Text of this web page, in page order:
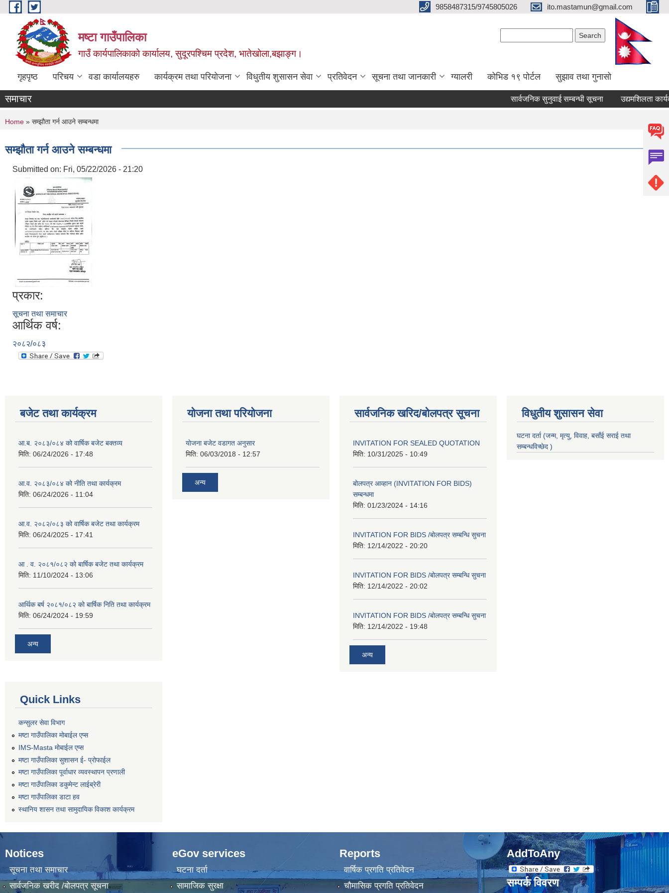
Skip to main content 9858487315/9745805026 ito.mastamun@gmail.com
मष्टा गाउँपालिका
गाउँ कार्यपालिकाको कार्यालय, सुदूरपश्चिम प्रदेश, भातेखोला,बझाङ्ग।
गृहपृष्ठ परिचय वडा कार्यालयहरु कार्यक्रम तथा परियोजना विधुतीय शुसासन सेवा प्रतिवेदन सूचना तथा जानकारी ग्यालरी कोभिड १९ पोर्टल सुझाव तथा गुनासो
समाचार सार्वजनिक सुनुवाई सम्बन्धी सूचना उद्यमशिलता
You are here
Home » सम्झौता गर्न आउने सम्बन्धमा
सम्झौता गर्न आउने सम्बन्धमा
Submitted on: Fri, 05/22/2026 - 21:20
प्रकार:
सूचना तथा समाचार
आर्थिक वर्ष:
२०८२/०८३
बजेट तथा कार्यक्रम
आ.ब. २०८३/०८४ को वार्षिक बजेट बक्तव्य
मिति: 06/24/2026 - 17:48
आ.व. २०८३/०८४ को नीति तथा कार्यक्रम
मिति: 06/24/2026 - 11:04
आ.व. २०८२/०८३ को वार्षिक बजेट तथा कार्यक्रम
मिति: 06/24/2025 - 17:41
आ . व. २०८१/०८२ को बार्षिक बजेट तथा कार्यक्रम
मिति: 11/10/2024 - 13:06
आर्थिक बर्ष २०८१/०८२ को बार्षिक निति तथा कार्यक्रम
मिति: 06/24/2024 - 19:59
अन्य
योजना तथा परियोजना
याेजना बजेट वडागत अनुसार
मिति: 06/03/2018 - 12:57
अन्य
सार्वजनिक खरिद/बोलपत्र सूचना
INVITATION FOR SEALED QUOTATION
मिति: 10/31/2025 - 10:49
बोलपत्र आव्हान (INVITATION FOR BIDS)
सम्बन्धमा
मिति: 01/23/2024 - 14:16
INVITATION FOR BIDS /बोलपत्र सम्बन्धि सुचना
मिति: 12/14/2022 - 20:20
INVITATION FOR BIDS /बोलपत्र सम्बन्धि सुचना
मिति: 12/14/2022 - 20:02
INVITATION FOR BIDS /बोलपत्र सम्बन्धि सुचना
मिति: 12/14/2022 - 19:48
अन्य
विधुतीय शुसासन सेवा
घटना दर्ता (जन्म, मृत्यु, विवाह, बसाँई सराई तथा
सम्बन्धविच्छेद )
Quick Links
कन्सुलर सेवा विभाग
मष्टा गाउँपालिका मोबाईल एप्स
IMS-Masta मोबाईल एप्स
मष्टा गाउँपालिका सुशासन ई- प्रोफाईल
मष्टा गाउँपालिका पूर्वाधार व्यवस्थापन प्रणाली
मष्टा गाउँपालिका डकुमेन्ट लाईब्रेरी
मष्टा गाउँपालिका डाटा हव
स्थानिय शासन तथा सामुदायिक विकाश कार्यक्रम
Notices
सूचना तथा समाचार
सार्वजनिक खरीद /बोलपत्र सूचना
eGov services
घटना दर्ता
सामाजिक सुरक्षा
Reports
वार्षिक प्रगति प्रतिवेदन
चौमासिक प्रगति प्रतिवेदन
AddToAny
सम्पर्क विवरण